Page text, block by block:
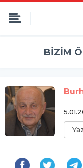
BİZİM